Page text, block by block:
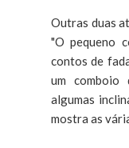
Outras duas
"O pequeno
contos de
um comboio
algumas
mostra as